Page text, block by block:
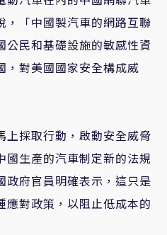
，「中國製汽車的網路互聯
公民和基礎設施的敏感性資
，對美國國家安全構成威
上採取行動，啟動安全威脅
國生產的汽車制定新的法規
政府官員明確表示，這只是
應對政策，以阻止低成本的